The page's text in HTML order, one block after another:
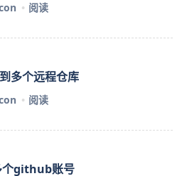
阅读
多个远程仓库
阅读
个github账号